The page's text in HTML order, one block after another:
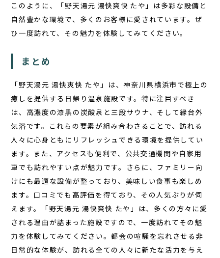
このように、「野天湯元 湯快爽快 たや」は多彩な設備と
自然豊かな環境で、多くのお客様に愛されています。ぜ
ひ一度訪れて、その魅力を体験してみてください。
まとめ
「野天湯元 湯快爽快 たや」は、神奈川県横浜市で極上の
癒しを提供する日帰り温泉施設です。特に注目すべき
は、高濃度の漆黒の炭酸泉 と三段サウナ、そして縁台外
気浴です。これらの要素が組み合わさることで、訪れる
人々に心身ともにリフレッシュできる環境を提供してい
ます。また、アクセスも便利で、公共交通機関や自家用
車でも訪れやすい点が魅力です。さらに、ファミリー向
けにも最適な設備が整っており、美味しい食事も楽しめ
ます。口コミでも高評価を得ており、その人気ぶりが伺
えます。「野天湯元 湯快爽快 たや」は、多くの方々に愛
される理由が詰まった施設ですので、一度訪れてその魅
力を体験してみてください。都会の喧騒を忘れさせる非
日常的な体験が、訪れる全ての人々に新たな活力を与え